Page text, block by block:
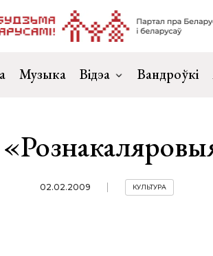
Музыка Відэа Вандроўкі
02.02.2009 КУЛЬТУРА